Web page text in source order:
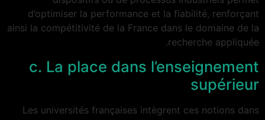
d’optimiser la performance et la fiabilité, renforçant
ainsi la compétitivité de la France dans le domaine de la
recherche appliquée.
c. La place dans l’enseignement
supérieur
Les universités françaises intègrent ces notions dans